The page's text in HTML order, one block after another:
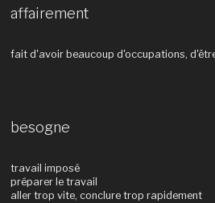
affairement
fait d'avoir beaucoup d'occupations,
besogne
travail imposé
préparer le travail
aller trop vite, conclure trop rapidement